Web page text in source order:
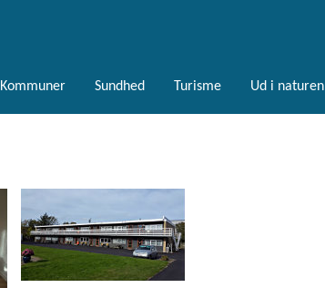
Kommuner Sundhed Turisme Ud i naturen